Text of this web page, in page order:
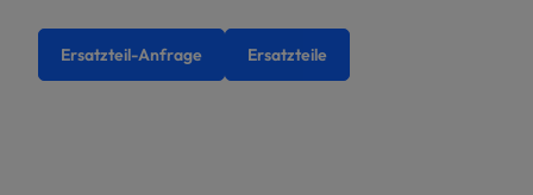
Ersatzteil-Anfrage Ersatzteile